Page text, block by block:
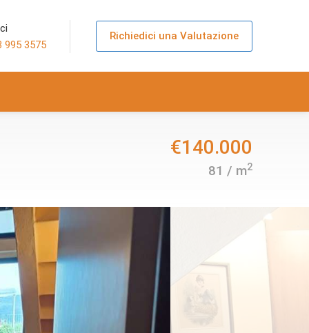
995 3575
Richiedici una Valutazione
€140.000
81 / m2